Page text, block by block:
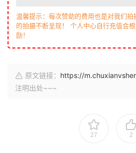
温馨提示：每次赞助的费用也是对我们
的拍摄不断呈现！ 个人中心自行充值会
励！
原文链接： https://
注明出处~~~
27 2